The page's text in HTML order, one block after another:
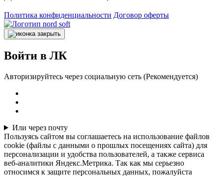
Политика конфиденциальности Договор оферты
Войти в ЛК
Авторизируйтесь через социальную сеть (Рекомендуется)
Или через почту
Пользуясь сайтом вы соглашаетесь на использование файлов
cookie (файлы с данными о прошлых посещениях сайта) для
персонализации и удобства пользователей, а также сервиса
веб-аналитики Яндекс.Метрика. Так как мы серьезно
относимся к защите персональных данных, пожалуйста